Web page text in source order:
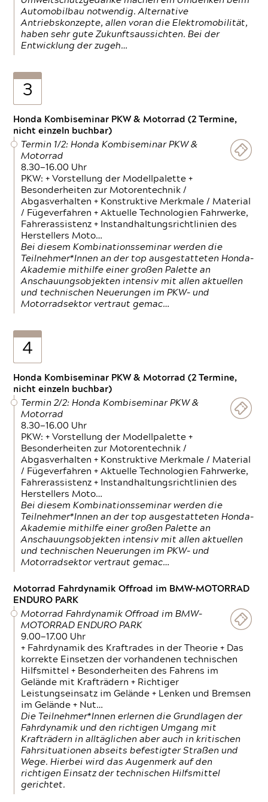
Automobilbau notwendig. Alternative
Antriebskonzepte, allen voran die Elektromobilität,
haben sehr gute Zukunftsaussichten. Bei der
Entwicklung der zugeh…
3
Honda Kombiseminar PKW & Motorrad (2 Termine,
nicht einzeln buchbar)
Termin 1/2: Honda Kombiseminar PKW &
Motorrad
8.30—16.00 Uhr
PKW: + Vorstellung der Modellpalette +
Besonderheiten zur Motorentechnik /
Abgasverhalten + Konstruktive Merkmale / Material
/ Fügeverfahren + Aktuelle Technologien Fahrwerke,
Fahrerassistenz + Instandhaltungsrichtlinien des
Herstellers Moto…
Bei diesem Kombinationsseminar werden die
Teilnehmer*Innen an der top ausgestatteten Honda-
Akademie mithilfe einer großen Palette an
Anschauungsobjekten intensiv mit allen aktuellen
und technischen Neuerungen im PKW- und
Motorradsektor vertraut gemac…
4
Honda Kombiseminar PKW & Motorrad (2 Termine,
nicht einzeln buchbar)
Termin 2/2: Honda Kombiseminar PKW &
Motorrad
8.30—16.00 Uhr
PKW: + Vorstellung der Modellpalette +
Besonderheiten zur Motorentechnik /
Abgasverhalten + Konstruktive Merkmale / Material
/ Fügeverfahren + Aktuelle Technologien Fahrwerke,
Fahrerassistenz + Instandhaltungsrichtlinien des
Herstellers Moto…
Bei diesem Kombinationsseminar werden die
Teilnehmer*Innen an der top ausgestatteten Honda-
Akademie mithilfe einer großen Palette an
Anschauungsobjekten intensiv mit allen aktuellen
und technischen Neuerungen im PKW- und
Motorradsektor vertraut gemac…
Motorrad Fahrdynamik Offroad im BMW-MOTORRAD
ENDURO PARK
Motorrad Fahrdynamik Offroad im BMW-
MOTORRAD ENDURO PARK
9.00—17.00 Uhr
+ Fahrdynamik des Kraftrades in der Theorie + Das
korrekte Einsetzen der vorhandenen technischen
Hilfsmittel + Besonderheiten des Fahrens im
Gelände mit Krafträdern + Richtiger
Leistungseinsatz im Gelände + Lenken und Bremsen
im Gelände + Nut…
Die Teilnehmer*Innen erlernen die Grundlagen der
Fahrdynamik und den richtigen Umgang mit
Krafträdern in alltäglichen aber auch in kritischen
Fahrsituationen abseits befestigter Straßen und
Wege. Hierbei wird das Augenmerk auf den
richtigen Einsatz der technischen Hilfsmittel
gerichtet.